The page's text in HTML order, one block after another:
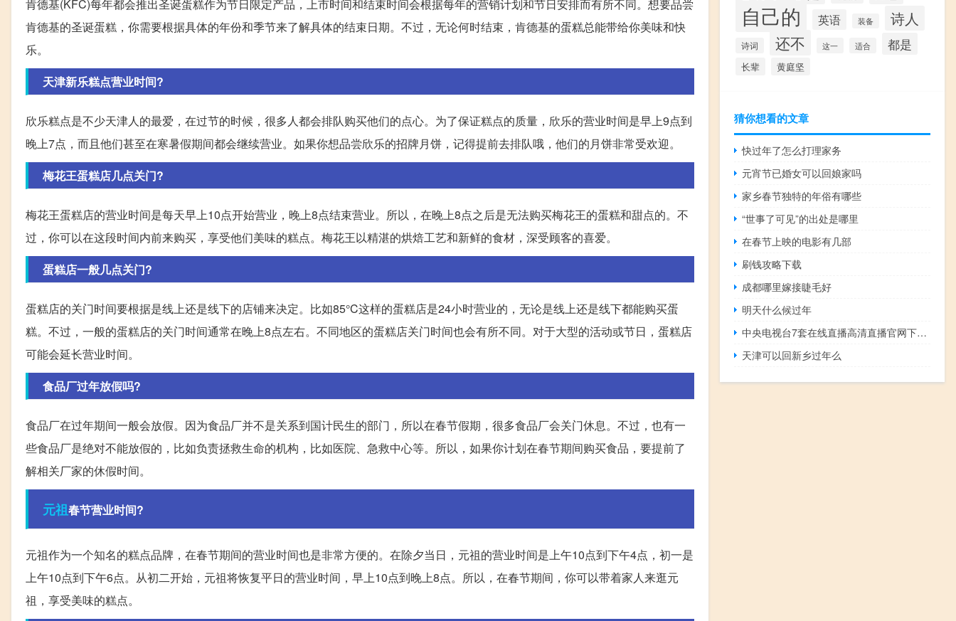
肯德基(KFC)每年都会推出圣诞蛋糕作为节日限定产品，上市时间和结束时间会根据每年的营销计划和节日安排而有所不同。想要品尝
肯德基的圣诞蛋糕，你需要根据具体的年份和季节来了解具体的结束日期。不过，无论何时结束，肯德基的蛋糕总能带给你美味和快
乐。
天津新乐糕点营业时间?
欣乐糕点是不少天津人的最爱，在过节的时候，很多人都会排队购买他们的点心。为了保证糕点的质量，欣乐的营业时间是早上9点到
晚上7点，而且他们甚至在寒暑假期间都会继续营业。如果你想品尝欣乐的招牌月饼，记得提前去排队哦，他们的月饼非常受欢迎。
梅花王蛋糕店几点关门?
梅花王蛋糕店的营业时间是每天早上10点开始营业，晚上8点结束营业。所以，在晚上8点之后是无法购买梅花王的蛋糕和甜点的。不
过，你可以在这段时间内前来购买，享受他们美味的糕点。梅花王以精湛的烘焙工艺和新鲜的食材，深受顾客的喜爱。
蛋糕店一般几点关门?
蛋糕店的关门时间要根据是线上还是线下的店铺来决定。比如85°C这样的蛋糕店是24小时营业的，无论是线上还是线下都能购买蛋
糕。不过，一般的蛋糕店的关门时间通常在晚上8点左右。不同地区的蛋糕店关门时间也会有所不同。对于大型的活动或节日，蛋糕店
可能会延长营业时间。
食品厂过年放假吗?
食品厂在过年期间一般会放假。因为食品厂并不是关系到国计民生的部门，所以在春节假期，很多食品厂会关门休息。不过，也有一
些食品厂是绝对不能放假的，比如负责拯救生命的机构，比如医院、急救中心等。所以，如果你计划在春节期间购买食品，要提前了
解相关厂家的休假时间。
元祖春节营业时间?
元祖作为一个知名的糕点品牌，在春节期间的营业时间也是非常方便的。在除夕当日，元祖的营业时间是上午10点到下午4点，初一是
上午10点到下午6点。从初二开始，元祖将恢复平日的营业时间，早上10点到晚上8点。所以，在春节期间，你可以带着家人来逛元
祖，享受美味的糕点。
自己的 英语 装备 诗人
诗词 还不 这一 适合 都是
长辈 黄庭坚
猜你想看的文章
快过年了怎么打理家务
元宵节已婚女可以回娘家吗
家乡春节独特的年俗有哪些
“世事了可见”的出处是哪里
在春节上映的电影有几部
刷钱攻略下载
成都哪里嫁接睫毛好
明天什么候过年
中央电视台7套在线直播高清直播官网下载（中央电视台7套在线直播高清）
天津可以回新乡过年么